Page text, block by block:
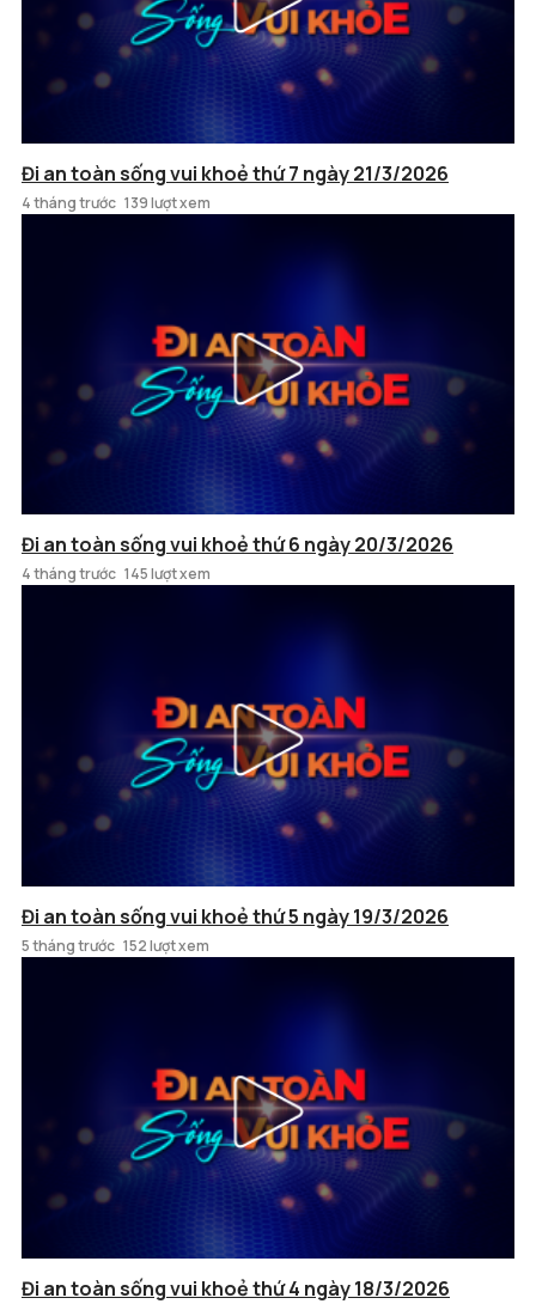
Đi an toàn sống vui khoẻ thứ 7 ngày 21/3/2026
4 tháng trước 139 lượt xem
Đi an toàn sống vui khoẻ thứ 6 ngày 20/3/2026
4 tháng trước 145 lượt xem
Đi an toàn sống vui khoẻ thứ 5 ngày 19/3/2026
5 tháng trước 152 lượt xem
Đi an toàn sống vui khoẻ thứ 4 ngày 18/3/2026